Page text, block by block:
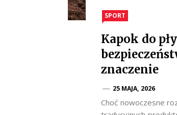
SPORT
Kapok do
znaczenie
25 MAJA, 2026
Choć nowoczesne